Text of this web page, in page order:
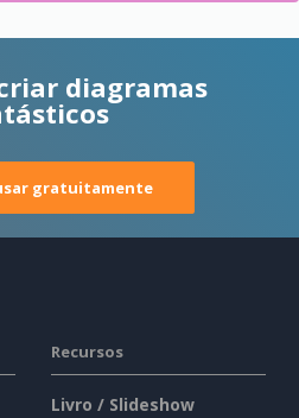
diagramas
gratuitamente
Recursos
Livro / Slideshow